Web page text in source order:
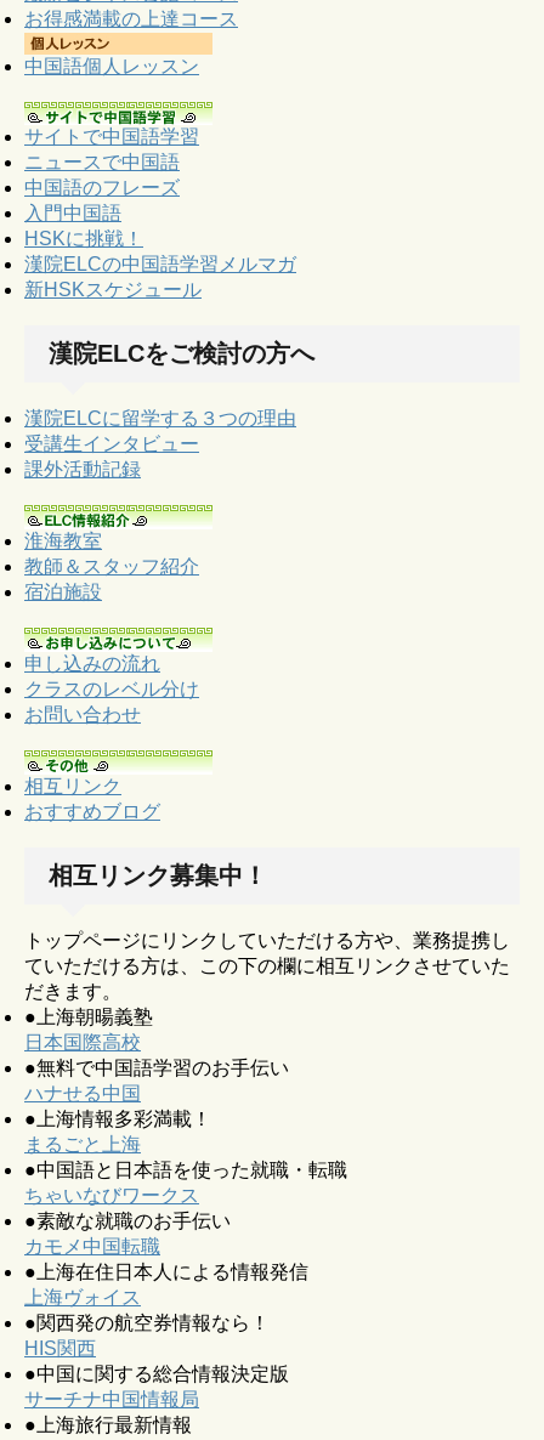
お得感満載の上達コース
中国語個人レッスン
サイトで中国語学習
ニュースで中国語
中国語のフレーズ
入門中国語
HSKに挑戦！
漢院ELCの中国語学習メルマガ
新HSKスケジュール
漢院ELCをご検討の方へ
漢院ELCに留学する３つの理由
受講生インタビュー
課外活動記録
淮海教室
教師＆スタッフ紹介
宿泊施設
申し込みの流れ
クラスのレベル分け
お問い合わせ
相互リンク
おすすめブログ
相互リンク募集中！
トップページにリンクしていただける方や、業務提携し
ていただける方は、この下の欄に相互リンクさせていた
だきます。
●上海朝暘義塾
日本国際高校
●無料で中国語学習のお手伝い
ハナせる中国
●上海情報多彩満載！
まるごと上海
●中国語と日本語を使った就職・転職
ちゃいなびワークス
●素敵な就職のお手伝い
カモメ中国転職
●上海在住日本人による情報発信
上海ヴォイス
●関西発の航空券情報なら！
HIS関西
●中国に関する総合情報決定版
サーチナ中国情報局
●上海旅行最新情報